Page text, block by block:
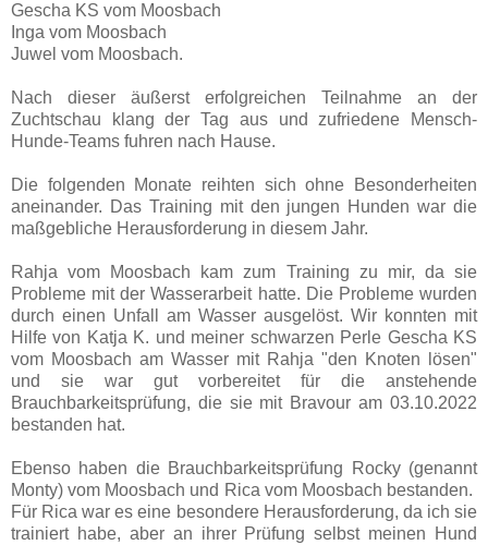
Gescha KS vom Moosbach
Inga vom Moosbach
Juwel vom Moosbach.
Nach dieser äußerst erfolgreichen Teilnahme an der
Zuchtschau klang der Tag aus und zufriedene Mensch-
Hunde-Teams fuhren nach Hause.
Die folgenden Monate reihten sich ohne Besonderheiten
aneinander. Das Training mit den jungen Hunden war die
maßgebliche Herausforderung in diesem Jahr.
Rahja vom Moosbach kam zum Training zu mir, da sie
Probleme mit der Wasserarbeit hatte. Die Probleme wurden
durch einen Unfall am Wasser ausgelöst. Wir konnten mit
Hilfe von Katja K. und meiner schwarzen Perle Gescha KS
vom Moosbach am Wasser mit Rahja "den Knoten lösen"
und sie war gut vorbereitet für die anstehende
Brauchbarkeitsprüfung, die sie mit Bravour am 03.10.2022
bestanden hat.
Ebenso haben die Brauchbarkeitsprüfung Rocky (genannt
Monty) vom Moosbach und Rica vom Moosbach bestanden.
Für Rica war es eine besondere Herausforderung, da ich sie
trainiert habe, aber an ihrer Prüfung selbst meinen Hund